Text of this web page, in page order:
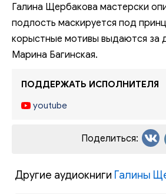
Галина Щербакова мастерски
подлость маскируется под
корыстные мотивы выдаются за
Марина Багинская.
ПОДДЕРЖАТЬ ИСПОЛНИТЕЛЯ
youtube
Поделиться:
Другие аудиокниги Галины